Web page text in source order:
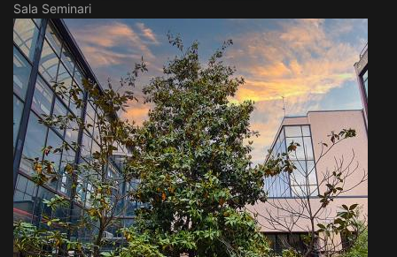
Sala Seminari